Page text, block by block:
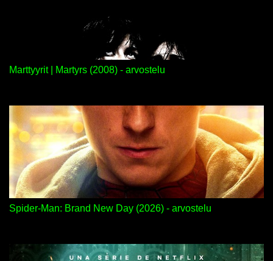
Marttyyrit | Martyrs (2008) - arvostelu
Spider-Man: Brand New Day (2026) - arvostelu